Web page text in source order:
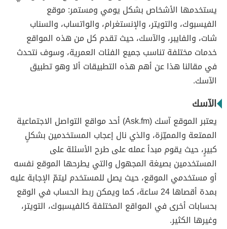
يستخدمها الأشخاص بشكل يومي ومستمر: موقع
الفيسبوك، والتويتر، والإنستغرام، والواتساب، والسناب
شات، والفايبر، والآسك، حيث تقدم كل من هذه المواقع
خدمات مختلفة تناسب جميع الفئات العمرية، وسوف نتحدث
في مقالنا هذا عن أهم هذه التطبيقات ألا وهو تطبيق
الآسك.
الآسك
يعتبر الموقع آسك (Ask.fm) أحد مواقع التواصل الاجتماعية
الممتعة والمميّزة، والذي نال إعجاب المستخدمين بشكلٍ
كبيرٍ، حيث يقوم مبدأ عمله على طرح الأسئلة على
المستخدمين بصيغة المجهول والتي يطرحها الموقع نفسه
أو مستخدمي الموقع، حيث يصل للمستخدم ليتمّ الإجابة عليه
بمدة أقصاها 24 ساعة، كما ويمكن ربط الحساب في الوقع
بحسابات أخرى في المواقع المختلفة كالفيسبوك، التويتر،
وغيرها الكثير.